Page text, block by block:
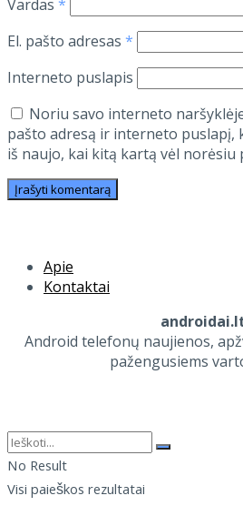
Vardas *
El. pašto adresas *
Interneto puslapis
Noriu savo interneto
pašto adresą ir interneto puslapį,
iš naujo, kai kitą kartą vėl norėsiu
Apie
Kontaktai
Android telefonų naujienos,
pažengusiems
No Result
Visi paieškos rezultatai